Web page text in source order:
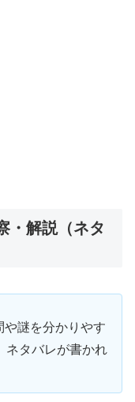
・解説（ネタ
や謎を分かりやす
ネタバレが書かれ